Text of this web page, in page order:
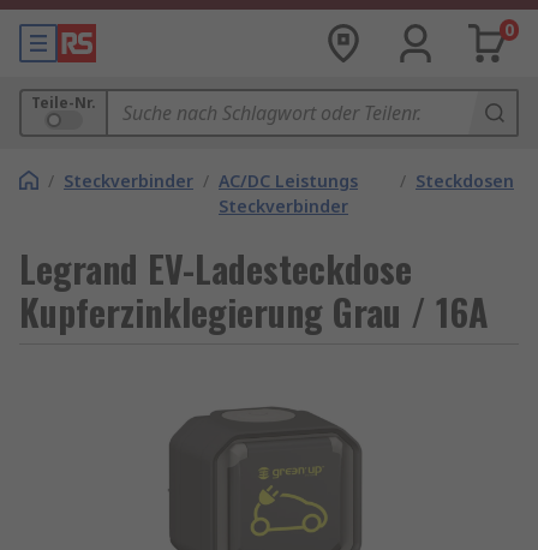
0
Teile-Nr.
/ Steckverbinder / AC/DC Leistungs
Steckverbinder
/ Steckdosen
Legrand EV-Ladesteckdose
Kupferzinklegierung Grau / 16A